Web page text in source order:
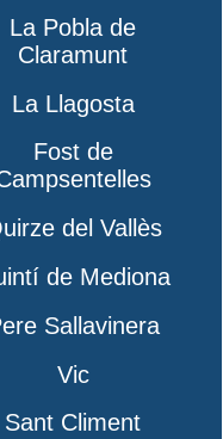
La Pobla de
Claramunt
La Llagosta
Fost de
del Vallès
de Mediona
Sallavinera
Vic
Sant Climent